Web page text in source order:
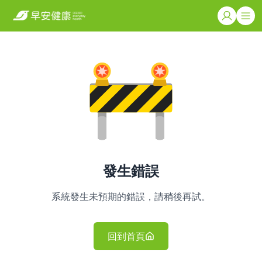
發生錯誤
系統發生未預期的錯誤，請稍後再試。
回到首頁